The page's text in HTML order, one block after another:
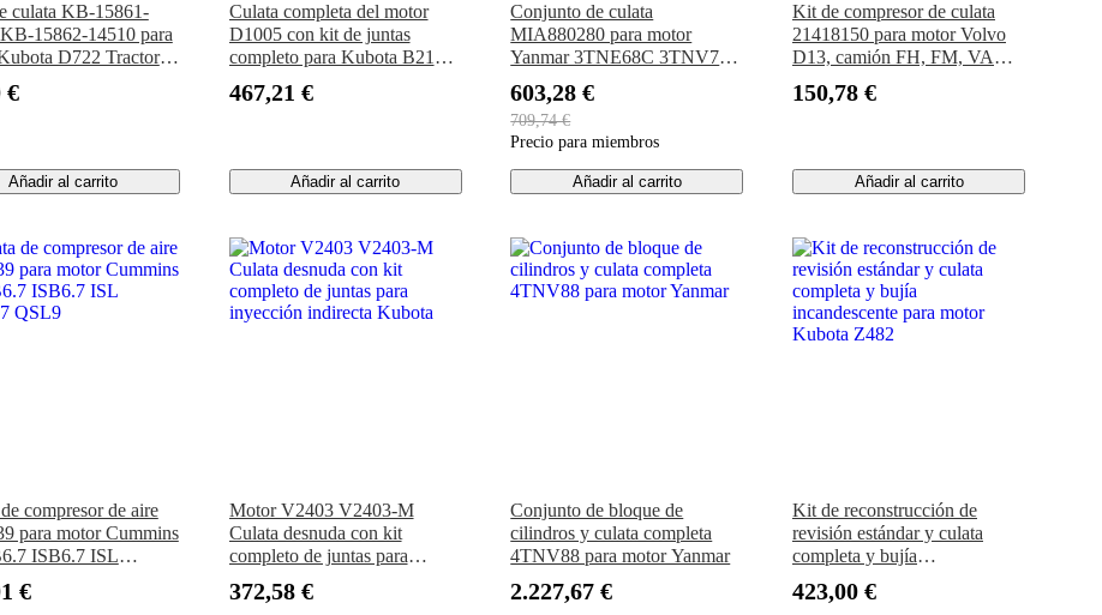
culata KB-15861-
15862-14510 para
D722 Tractor
882
€
Añadir al carrito
Culata completa del motor
D1005 con kit de juntas
completo para Kubota B2100
B2601HSD B7500 B7510
467,21 €
Añadir al carrito
Conjunto de culata
MIA880280 para motor
Yanmar 3TNE68C 3TNV70
HPX815E XUV850D
603,28 €
709,74 €
Precio para miembros
Añadir al carrito
Kit de compresor de culata
21418150 para motor Volvo
D13, camión FH, FM, VAH,
150,78 €
Añadir al carrito
compresor de aire
para motor Cummins
ISB6.7 ISL
€
Motor V2403 V2403-M
Culata desnuda con kit
completo de juntas para
372,58 €
Conjunto de bloque de
cilindros y culata completa
4TNV88 para motor Yanmar
2.227,67 €
Kit de reconstrucción de
revisión estándar y culata
completa y bujía
Kubota Z482
423,00 €